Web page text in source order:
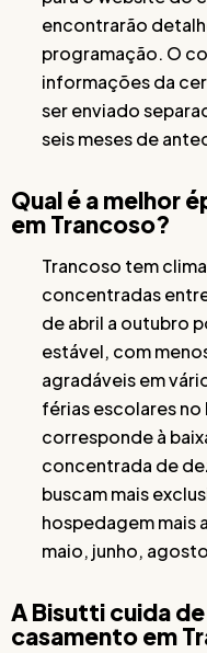
encontrarão
programação. O
informações da
ser enviado
seis meses de
Qual é a melhor
em Trancoso?
Trancoso tem
concentradas
de abril a outubro
estável, com
agradáveis em
férias escolares no
corresponde à
concentrada de
buscam mais
hospedagem mais
maio, junho,
A Bisutti cuida
casamento em